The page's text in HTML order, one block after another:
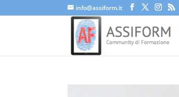
info@assiform.it